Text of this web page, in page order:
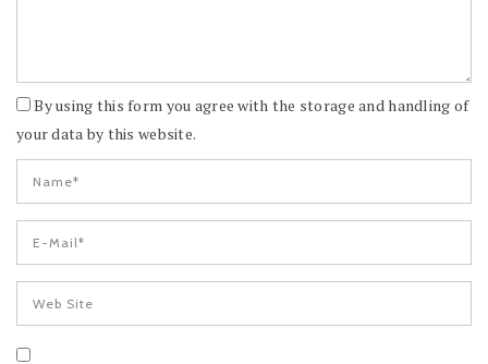
By using this form you agree with the storage and handling of
your data by this website.